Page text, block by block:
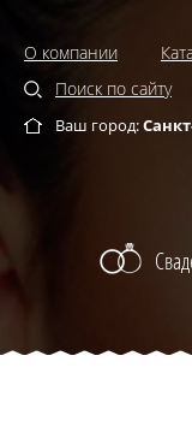
О компании
Поиск по сайту
Ваш город: